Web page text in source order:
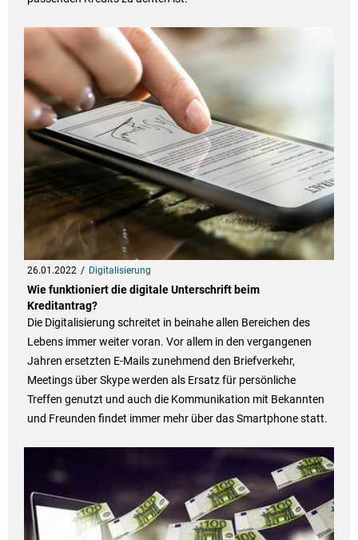
26.01.2022 Digitalisierung
Wie funktioniert die digitale Unterschrift beim
Kreditantrag?
Die Digitalisierung schreitet in beinahe allen Bereichen des
Lebens immer weiter voran. Vor allem in den vergangenen
Jahren ersetzten E-Mails zunehmend den Briefverkehr,
Meetings über Skype werden als Ersatz für persönliche
Treffen genutzt und auch die Kommunikation mit Bekannten
und Freunden findet immer mehr über das Smartphone statt.